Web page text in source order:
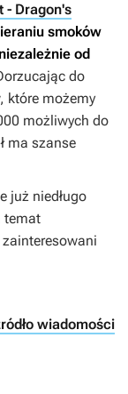
- Dragon's
smoków
od
do
które możemy
możliwych do
ma szanse
już niedługo
temat
zainteresowani
wiadomości